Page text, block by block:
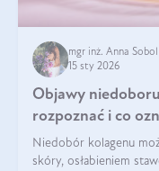
mgr inż. Anna Sobol
15 sty 2026
Objawy
rozpoznać i co
Niedobór kolagenu
skóry, osłabieniem